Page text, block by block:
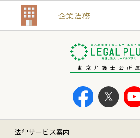
企業法務
東京弁護士会所属
法律サービス案内